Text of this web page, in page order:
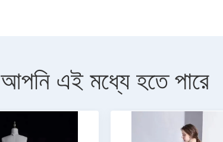
আপনি এই মধ্যে হতে পারে